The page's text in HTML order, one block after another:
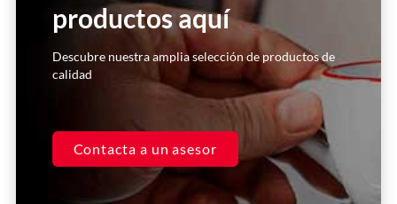
Click Here
productos aquí
Descubre nuestra amplia selección de productos de
calidad
Contacta a un asesor